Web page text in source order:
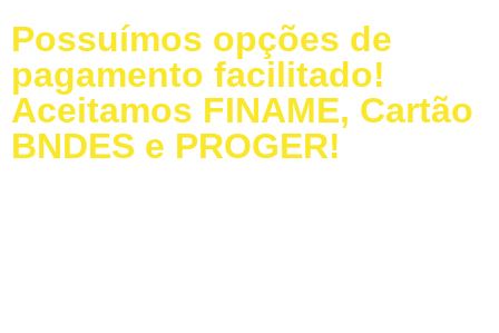
Possuímos opções de
pagamento facilitado!
Aceitamos FINAME, Cartão
BNDES e PROGER!